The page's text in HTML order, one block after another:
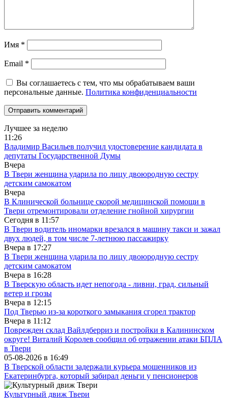
Имя *
Email *
Вы соглашаетесь с тем, что мы обрабатываем ваши
персональные данные. Политика конфиденциальности
Лучшее за неделю
11:26
Владимир Васильев получил удостоверение кандидата в
депутаты Государственной Думы
Вчера
В Твери женщина ударила по лицу двоюродную сестру
детским самокатом
Вчера
В Клинической больнице скорой медицинской помощи в
Твери отремонтировали отделение гнойной хирургии
Сегодня в 11:57
В Твери водитель иномарки врезался в машину такси и зажал
двух людей, в том числе 7-летнюю пассажирку
Вчера в 17:27
В Твери женщина ударила по лицу двоюродную сестру
детским самокатом
Вчера в 16:28
В Тверскую область идет непогода - ливни, град, сильный
ветер и грозы
Вчера в 12:15
Под Тверью из-за короткого замыкания сгорел трактор
Вчера в 11:12
Поврежден склад Вайлдберриз и постройки в Калининском
округе! Виталий Королев сообщил об отражении атаки БПЛА
в Твери
05-08-2026 в 16:49
В Тверской области задержали курьера мошенников из
Екатеринбурга, который забирал деньги у пенсионеров
Культурный движ Твери